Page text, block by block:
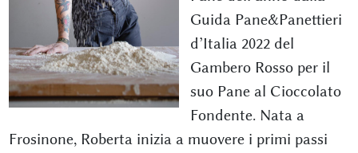
Guida Pane&Panettieri
d’Italia 2022 del
Gambero Rosso per il
suo Pane al Cioccolato
Fondente. Nata a
Frosinone, Roberta inizia a muovere i primi passi